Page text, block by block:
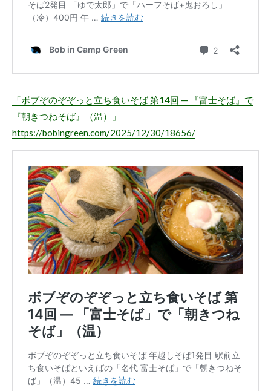
「ボブぞのぞぞっと立ち食いそば 第14回 — 『富士そば』で
『朝きつねそば』（温）」
https://bobingreen.com/2025/12/30/18656/